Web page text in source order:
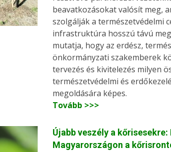
beavatkozásokat valósít meg,
szolgálják a természetvédelmi
infrastruktúra hosszú távú
mutatja, hogy az erdész,
önkormányzati szakemberek
tervezés és kivitelezés milyen
természetvédelmi és
megoldására képes.
Tovább >>>
Újabb veszély a
Magyarországon a